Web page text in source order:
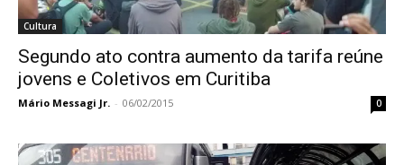
Cultura
Segundo ato contra aumento da tarifa reúne
jovens e Coletivos em Curitiba
Mário Messagi Jr. - 06/02/2015 0